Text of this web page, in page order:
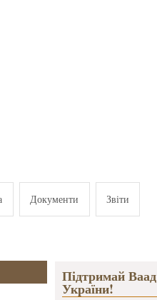
Документи Звіти
Підтримай Ваад
України!